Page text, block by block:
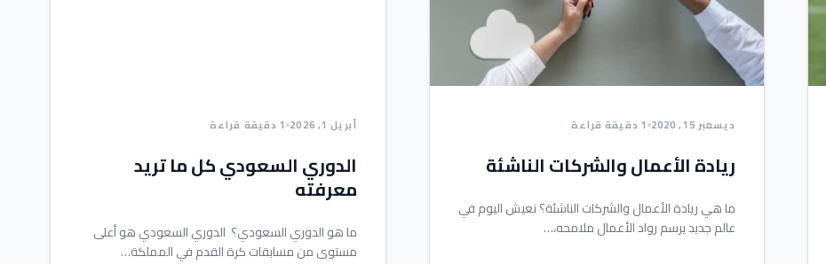
ديسمبر 15, 2020 1 دقيقة قراءة
ريادة الأعمال والشركات الناشئة
ما هي ريادة الأعمال والشركات الناشئة؟ نعيش اليوم في
عالم جديد يرسم رواد الأعمال ملامحه،…
أبريل 1, 2026 1 دقيقة قراءة
الدوري السعودي كل ما تريد
معرفته
ما هو الدوري السعودي؟ الدوري السعودي هو أعلى
مستوى من مسابقات كرة القدم في المملكة…